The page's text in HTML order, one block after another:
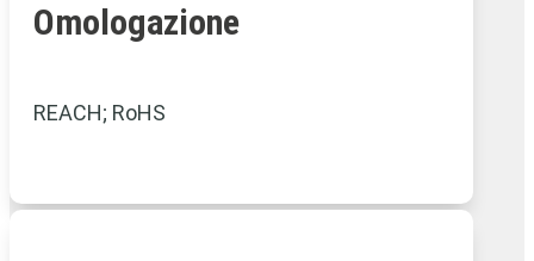
Omologazione
REACH; RoHS